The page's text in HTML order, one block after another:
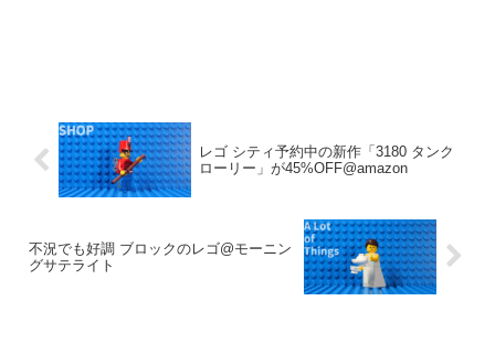
レゴ シティ予約中の新作「3180 タンク
ローリー」が45%OFF@amazon
不況でも好調 ブロックのレゴ@モーニン
グサテライト